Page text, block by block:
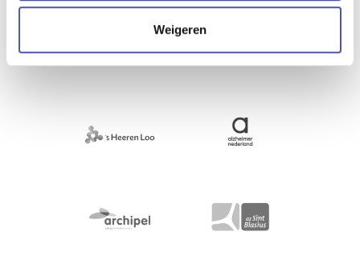
Weigeren
WELKE ZORGORGANISATIES WERKEN ER AL
MET IRIS?